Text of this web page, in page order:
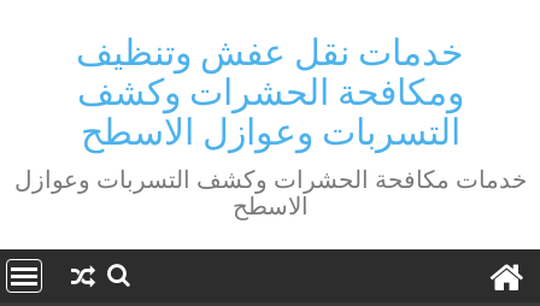
خدمات نقل عفش وتنظيف
ومكافحة الحشرات وكشف
التسربات وعوازل الاسطح
خدمات مكافحة الحشرات وكشف التسربات وعوازل
الاسطح